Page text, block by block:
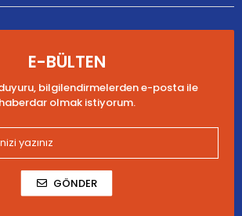
E-BÜLTEN
bilgilendirmelerden e-posta ile
haberdar olmak istiyorum.
GÖNDER